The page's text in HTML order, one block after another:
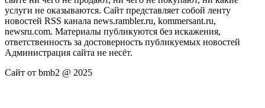
услуги не оказываются. Сайт представляет собой ленту
новостей RSS канала news.rambler.ru, kommersant.ru,
newsru.com. Материалы публикуются без искажения,
ответственность за достоверность публикуемых новостей
Администрация сайта не несёт.
Сайт от bmb2 @ 2025